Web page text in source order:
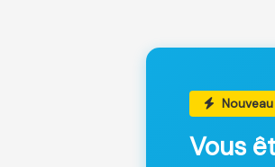
Nouveau
Vous